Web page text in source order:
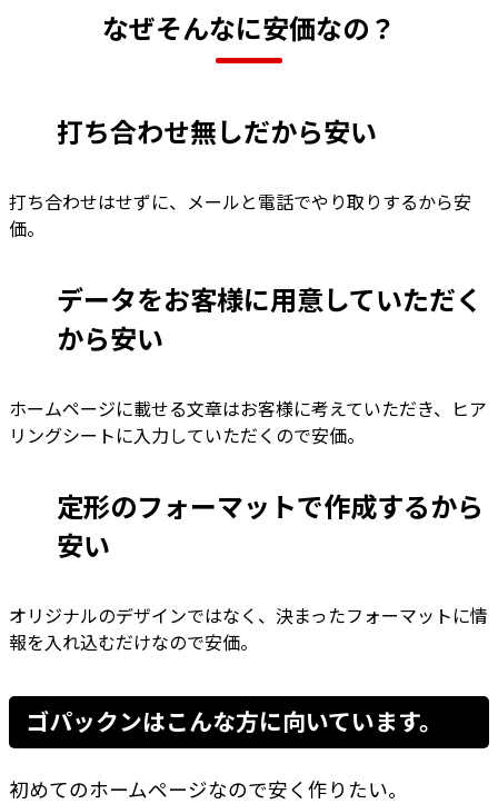
なぜそんなに安価なの？
打ち合わせ無しだから安い
打ち合わせはせずに、メールと電話でやり取りするから安
価。
データをお客様に用意していただく
から安い
ホームページに載せる文章はお客様に考えていただき、ヒア
リングシートに入力していただくので安価。
定形のフォーマットで作成するから
安い
オリジナルのデザインではなく、決まったフォーマットに情
報を入れ込むだけなので安価。
ゴパックンはこんな方に向いています。
初めてのホームページなので安く作りたい。